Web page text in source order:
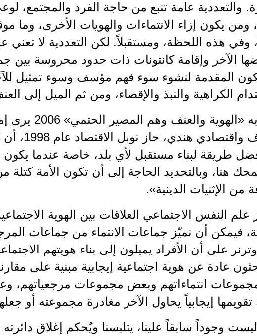
والتعددية عامة تنبع من حاجة الفرد والمجتمع،
ومن يكون إزاء الانتماءات والهويات الأخرى، وما
وفي هذه اللحظة، ومستقبلاً. لكن التعددية لا تعني
الآخر وإقامة كانتونات ذات حدود محروسة بين
المقدمة لنشوء سوء فهم مؤسف وسوء تمثيل
الكراهية والنبذ والإقصاء، ومن ثم الميل إلى
في كتابه «الهوية
فيلسوف
طريقة لبناء مستقبل لأي بلد، خاصة عندما
هنا، وبالتحديد الحاجة إلى أن تكون الأمة كتلة
من الإثنيات الدينية».
علم النفس الاجتماعي العلاقات بين الهوية
فيمكن أن نميّز جماعات الانتماء من جماعات
على أن الأفراد يميلون إلى بناء هويتهم
عادة عن هوية اجتماعية إيجابية مبنية على
انتماءاتهم وبعض مجموعات مرجعياتهم،
تقويمها إيجابياً يحاول الآخر مغادرة مجموعته أو
ليست وجوداً سابقاً علينا، يتلبسنا ويُحكم إغلاق